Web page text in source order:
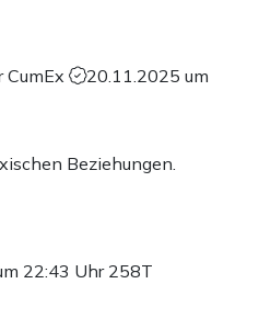
CumEx
20.11.2025 um
Beziehungen.
22:43 Uhr 258T